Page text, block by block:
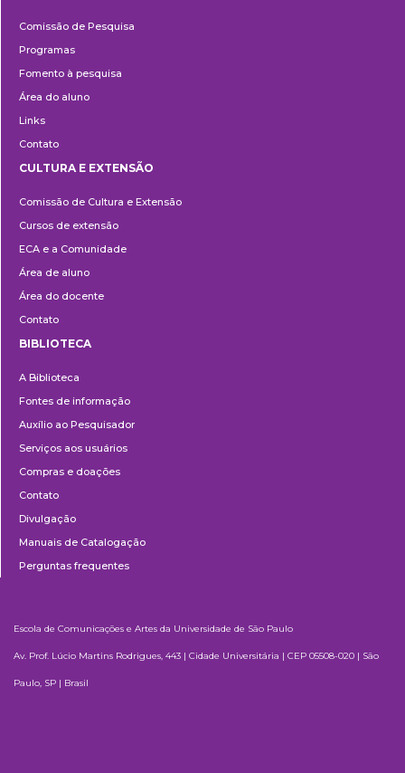
Comissão de Pesquisa
Programas
Fomento à pesquisa
Área do aluno
Links
Contato
e
Extensão
CULTURA E EXTENSÃO
Comissão de Cultura e Extensão
Cursos de extensão
ECA e a Comunidade
Área de aluno
Área do docente
Contato
BIBLIOTECA
A Biblioteca
Fontes de informação
Auxílio ao Pesquisador
Serviços aos usuários
Compras e doações
Contato
Divulgação
Manuais de Catalogação
Perguntas frequentes
Escola de Comunicações e Artes da Universidade de São Paulo
Av. Prof. Lúcio Martins Rodrigues, 443 | Cidade Universitária | CEP 05508-020 | São
Paulo, SP | Brasil